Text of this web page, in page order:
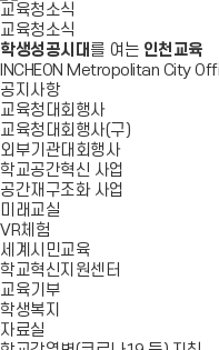
교육청소식
교육청소식
학생성공시대 를 여는 인천교육
INCHEON Metropolitan City
공지사항
교육청대회행사
교육청대회행사(구)
외부기관대회행사
학교공간혁신 사업
공간재구조화 사업
미래교실
VR체험
세계시민교육
학교혁신지원센터
교육기부
학생복지
자료실